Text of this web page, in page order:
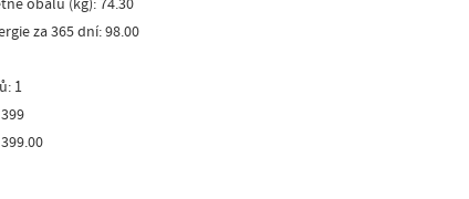
obalu (kg): 74.30
za 365 dní: 98.00
1